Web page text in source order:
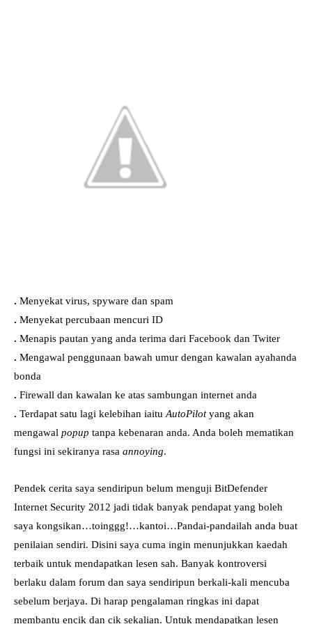
. Menyekat virus, spyware dan spam
. Menyekat percubaan mencuri ID
. Menapis pautan yang anda terima dari Facebook dan Twiter
. Mengawal penggunaan bawah umur dengan kawalan ayahanda
bonda
. Firewall dan kawalan ke atas sambungan internet anda
. Terdapat satu lagi kelebihan iaitu AutoPilotyang akan
mengawal popup tanpa kebenaran anda. Anda boleh mematikan
fungsi ini sekiranya rasa annoying.
Pendek cerita saya sendiripun belum menguji BitDefender
Internet Security 2012 jadi tidak banyak pendapat yang boleh
saya kongsikan…toinggg!…kantoi…Pandai-pandailah anda buat
penilaian sendiri. Disini saya cuma ingin menunjukkan kaedah
terbaik untuk mendapatkan lesen sah. Banyak kontroversi
berlaku dalam forum dan saya sendiripun berkali-kali mencuba
sebelum berjaya. Di harap pengalaman ringkas ini dapat
membantu encik dan cik sekalian. Untuk mendapatkan lesen